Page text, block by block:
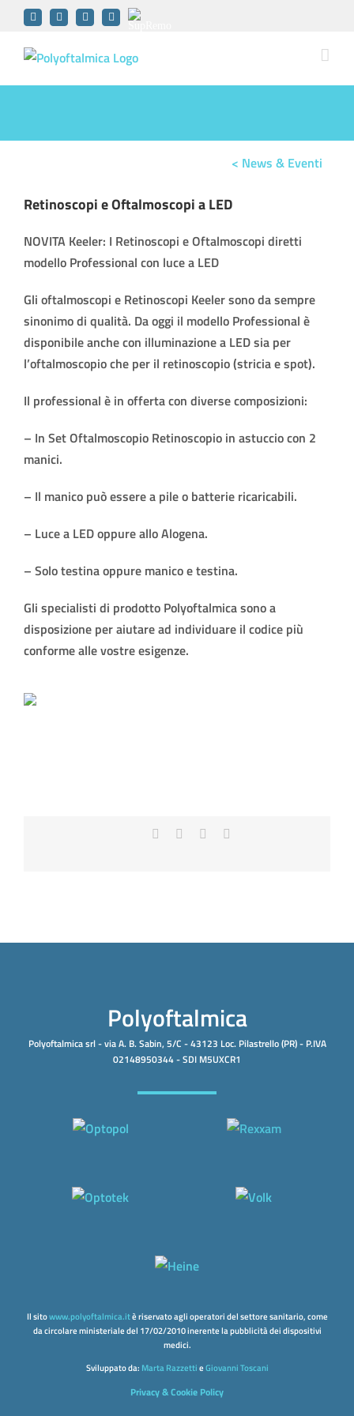
content
YouTubeFacebookLinkedInInstagramSupRemo
< News & Eventi
Retinoscopi e Oftalmoscopi a LED
NOVITA Keeler: I Retinoscopi e Oftalmoscopi diretti
modello Professional con luce a LED
Gli oftalmoscopi e Retinoscopi Keeler sono da sempre
sinonimo di qualità. Da oggi il modello Professional è
disponibile anche con illuminazione a LED sia per
l’oftalmoscopio che per il retinoscopio (stricia e spot).
Il professional è in offerta con diverse composizioni:
– In Set Oftalmoscopio Retinoscopio in astuccio con 2
manici.
– Il manico può essere a pile o batterie ricaricabili.
– Luce a LED oppure allo Alogena.
– Solo testina oppure manico e testina.
Gli specialisti di prodotto Polyoftalmica sono a
disposizione per aiutare ad individuare il codice più
conforme alle vostre esigenze.
Facebook LinkedIn
Polyoftalmica
Polyoftalmica srl - via A. B. Sabin, 5/C - 43123 Loc. Pilastrello (PR) - P.IVA
02148950344 - SDI M5UXCR1
Il sitowww.polyoftalmica.itè riservato agli operatori del settore sanitario, come
da circolare ministeriale del 17/02/2010 inerente la pubblicità dei dispositivi
medici.
Sviluppato da: Marta RazzettieGiovanni Toscani
Privacy & Cookie Policy